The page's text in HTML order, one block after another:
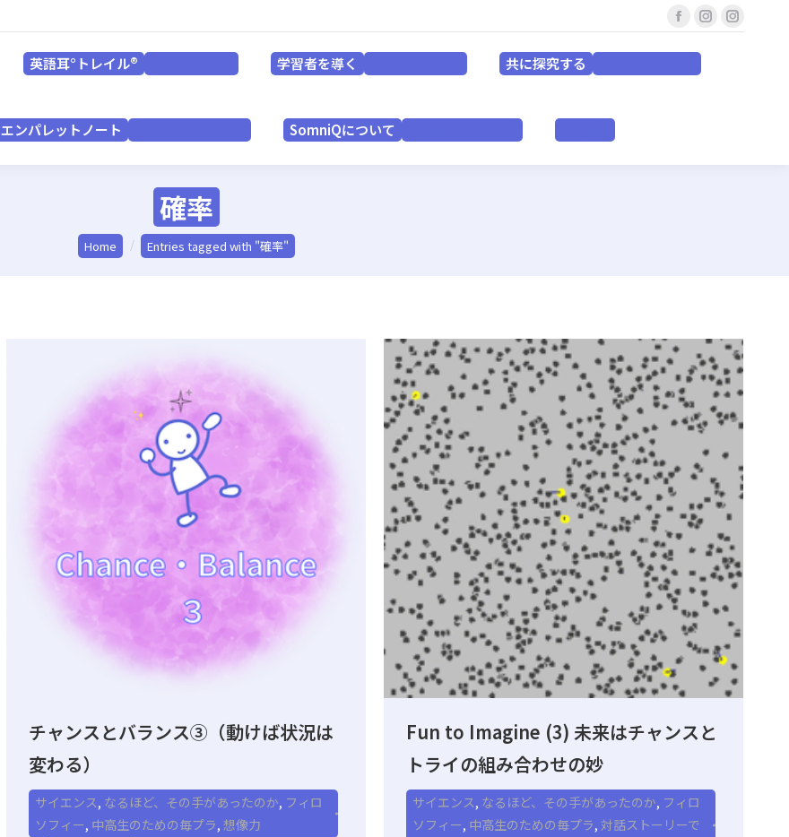
Facebook
page
opens
Instagram
英語耳°トレイル® 学習者を導く 共に探究する
エンパレットノート SomniQについて
確率
You are here:
Home Entries tagged with "確率"
チャンスとバランス③（動けば状況は
変わる）
サイエンス, なるほど、その手があったのか, フィロ
ソフィー, 中高生のための毎プラ, 想像力
Fun to Imagine (3) 未来はチャンスと
トライの組み合わせの妙
サイエンス, なるほど、その手があったのか, フィロ
ソフィー, 中高生のための毎プラ, 対話ストーリーで
英語耳°トレイル® for LEARNERS 学習者を導く for EDUCATORS 共に探究する for RESEACHERS